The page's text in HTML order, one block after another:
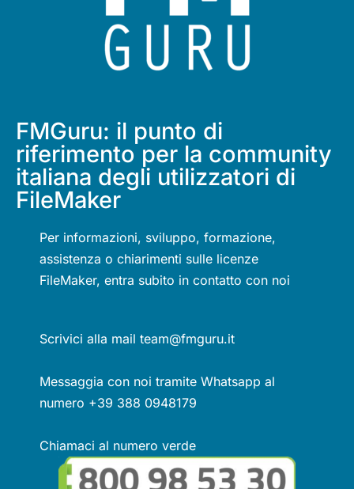
FMGuru: il punto di
riferimento per la community
italiana degli utilizzatori di
FileMaker
Per informazioni, sviluppo, formazione,
assistenza o chiarimenti sulle licenze
FileMaker, entra subito in contatto con noi
Scrivici alla mail team@fmguru.it
Messaggia con noi tramite Whatsapp al
numero +39 388 0948179
Chiamaci al numero verde